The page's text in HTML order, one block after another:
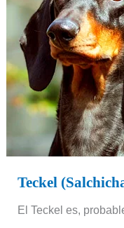
Teckel
El Teckel es,